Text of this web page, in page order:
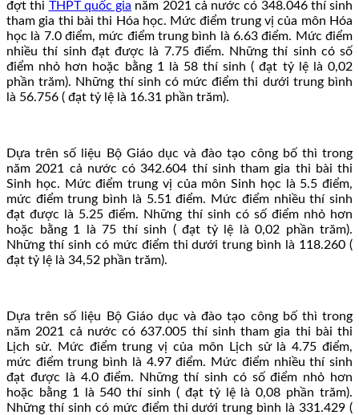
đợt thi THPT quốc gia năm 2021 cả nước có 348.046 thí sinh
tham gia thi bài thi Hóa học. Mức điểm trung vị của môn Hóa
học là 7.0 điểm, mức điểm trung bình là 6.63 điểm. Mức điểm
nhiều thí sinh đạt được là 7.75 điểm. Những thí sinh có số
điểm nhỏ hơn hoặc bằng 1 là 58 thí sinh ( đạt tỷ lệ là 0,02
phần trăm). Những thí sinh có mức điểm thi dưới trung bình
là 56.756 ( đạt tỷ lệ là 16.31 phần trăm).
Dựa trên số liệu Bộ Giáo dục và đào tạo công bố thì trong
năm 2021 cả nước có 342.604 thí sinh tham gia thi bài thi
Sinh học. Mức điểm trung vị của môn Sinh học là 5.5 điểm,
mức điểm trung bình là 5.51 điểm. Mức điểm nhiều thí sinh
đạt được là 5.25 điểm. Những thí sinh có số điểm nhỏ hơn
hoặc bằng 1 là 75 thí sinh ( đạt tỷ lệ là 0,02 phần trăm).
Những thí sinh có mức điểm thi dưới trung bình là 118.260 (
đạt tỷ lệ là 34,52 phần trăm).
Dựa trên số liệu Bộ Giáo dục và đào tạo công bố thì trong
năm 2021 cả nước có 637.005 thí sinh tham gia thi bài thi
Lịch sử. Mức điểm trung vị của môn Lịch sử là 4.75 điểm,
mức điểm trung bình là 4.97 điểm. Mức điểm nhiều thí sinh
đạt được là 4.0 điểm. Những thí sinh có số điểm nhỏ hơn
hoặc bằng 1 là 540 thí sinh ( đạt tỷ lệ là 0,08 phần trăm).
Những thí sinh có mức điểm thi dưới trung bình là 331.429 (